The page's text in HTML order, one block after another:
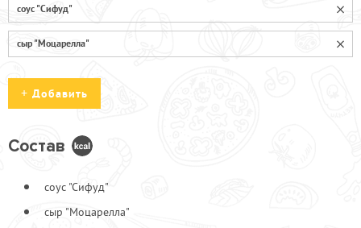
соус "Сифуд"
сыр "Моцарелла"
Добавить
Колбаски "Охотничьи"
Куриные грудки
Состав
соус "Сифуд"
сыр "Моцарелла"